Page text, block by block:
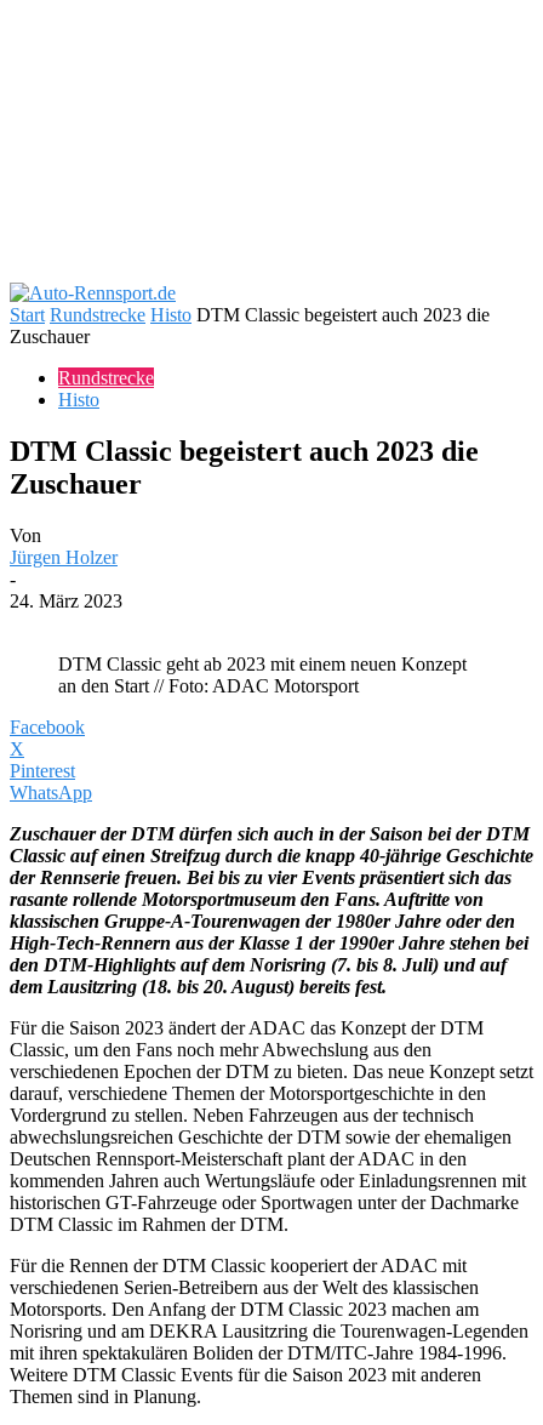
Start Rundstrecke Histo DTM Classic begeistert auch 2023 die
Zuschauer
Rundstrecke
Histo
DTM Classic begeistert auch 2023 die
Zuschauer
Von
Jürgen Holzer
-
24. März 2023
DTM Classic geht ab 2023 mit einem neuen Konzept
an den Start // Foto: ADAC Motorsport
Facebook
X
Pinterest
WhatsApp
Zuschauer der DTM dürfen sich auch in der Saison bei der DTM
Classic auf einen Streifzug durch die knapp 40-jährige Geschichte
der Rennserie freuen. Bei bis zu vier Events präsentiert sich das
rasante rollende Motorsportmuseum den Fans. Auftritte von
klassischen Gruppe-A-Tourenwagen der 1980er Jahre oder den
High-Tech-Rennern aus der Klasse 1 der 1990er Jahre stehen bei
den DTM-Highlights auf dem Norisring (7. bis 8. Juli) und auf
dem Lausitzring (18. bis 20. August) bereits fest.
Für die Saison 2023 ändert der ADAC das Konzept der DTM
Classic, um den Fans noch mehr Abwechslung aus den
verschiedenen Epochen der DTM zu bieten. Das neue Konzept setzt
darauf, verschiedene Themen der Motorsportgeschichte in den
Vordergrund zu stellen. Neben Fahrzeugen aus der technisch
abwechslungsreichen Geschichte der DTM sowie der ehemaligen
Deutschen Rennsport-Meisterschaft plant der ADAC in den
kommenden Jahren auch Wertungsläufe oder Einladungsrennen mit
historischen GT-Fahrzeuge oder Sportwagen unter der Dachmarke
DTM Classic im Rahmen der DTM.
Für die Rennen der DTM Classic kooperiert der ADAC mit
verschiedenen Serien-Betreibern aus der Welt des klassischen
Motorsports. Den Anfang der DTM Classic 2023 machen am
Norisring und am DEKRA Lausitzring die Tourenwagen-Legenden
mit ihren spektakulären Boliden der DTM/ITC-Jahre 1984-1996.
Weitere DTM Classic Events für die Saison 2023 mit anderen
Themen sind in Planung.